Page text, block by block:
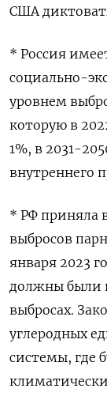
США
* Россия
социально-
уровнем
которую в
1%, в 2031-
внутреннего
* РФ приняла
выбросов
января 2023
должны были
выбросах.
углеродных
системы, где